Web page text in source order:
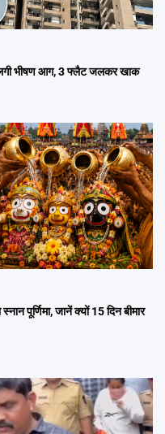
भीषण आग, 3 फ्लैट जलकर खाक
पूर्णिमा, जानें क्यों 15 दिन बीमार